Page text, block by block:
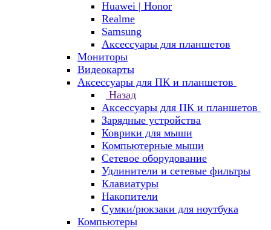
Huawei | Honor
Realme
Samsung
Аксессуары для планшетов
Мониторы
Видеокарты
Аксессуары для ПК и планшетов
Назад
Аксессуары для ПК и планшетов
Зарядные устройства
Коврики для мыши
Компьютерные мыши
Сетевое оборудование
Удлинители и сетевые фильтры
Клавиатуры
Накопители
Сумки/рюкзаки для ноутбука
Компьютеры